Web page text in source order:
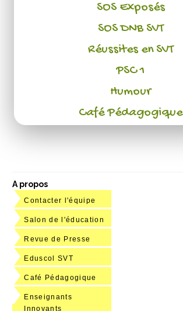
SOS Exposés
SOS DNB SVT
Réussites en SVT
PSC 1
Humour
Café Pédagogique
A propos
Contacter l'équipe
Salon de l'éducation
Revue de Presse
Eduscol SVT
Café Pédagogique
Enseignants
Innovants